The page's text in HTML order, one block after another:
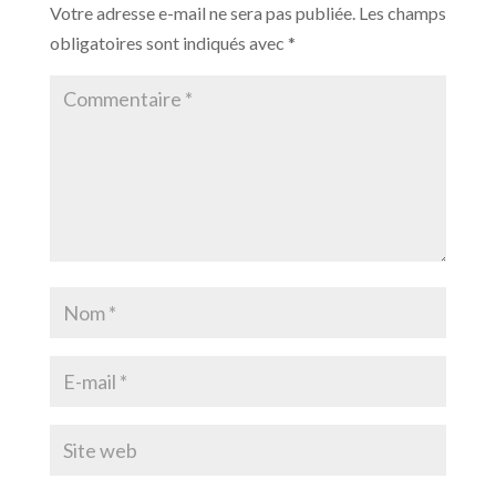
Votre adresse e-mail ne sera pas publiée. Les champs
obligatoires sont indiqués avec *